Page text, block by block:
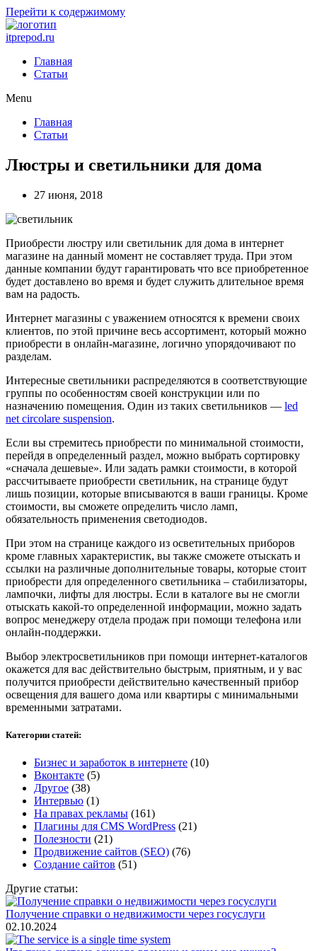
Перейти к содержимому
itprepod.ru
Главная
Статьи
Menu
Главная
Статьи
Люстры и светильники для дома
27 июня, 2018
Приобрести люстру или светильник для дома в интернет
магазине на данный момент не составляет труда. При этом
данные компании будут гарантировать что все приобретенное
будет доставлено во время и будет служить длительное время
вам на радость.
Интернет магазины с уважением относятся к времени своих
клиентов, по этой причине весь ассортимент, который можно
приобрести в онлайн-магазине, логично упорядочивают по
разделам.
Интересные светильники распределяются в соответствующие
группы по особенностям своей конструкции или по
назначению помещения. Один из таких светильников — led
net circolare suspension.
Если вы стремитесь приобрести по минимальной стоимости,
перейдя в определенный раздел, можно выбрать сортировку
«сначала дешевые». Или задать рамки стоимости, в которой
рассчитываете приобрести светильник, на странице будут
лишь позиции, которые вписываются в ваши границы. Кроме
стоимости, вы сможете определить число ламп,
обязательность применения светодиодов.
При этом на странице каждого из осветительных приборов
кроме главных характеристик, вы также сможете отыскать и
ссылки на различные дополнительные товары, которые стоит
приобрести для определенного светильника – стабилизаторы,
лампочки, лифты для люстры. Если в каталоге вы не смогли
отыскать какой-то определенной информации, можно задать
вопрос менеджеру отдела продаж при помощи телефона или
онлайн-поддержки.
Выбор электросветильников при помощи интернет-каталогов
окажется для вас действительно быстрым, приятным, и у вас
получится приобрести действительно качественный прибор
освещения для вашего дома или квартиры с минимальными
временными затратами.
Категории статей:
Бизнес и заработок в интернете (10)
Вконтакте (5)
Другое (38)
Интервью (1)
На правах рекламы (161)
Плагины для CMS WordPress (21)
Полезности (21)
Продвижение сайтов (SEO) (76)
Создание сайтов (51)
Другие статьи:
Получение справки о недвижимости через госуслуги
02.10.2024